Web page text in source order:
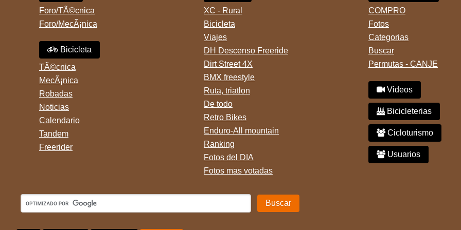
no paro de entrar a diferentes
portales t
mountain BRONCO del aÃ±o
1996 rodado 26', cuadro talle
Foro/TÃ©cnica
Foro/MecÃ¡nica
Bicicleta
TÃ©cnica
MecÃ¡nica
Robadas
Noticias
Calendario
Tandem
Freerider
XC - Rural
Bicicleta
Viajes
DH Descenso Freeride
Dirt Street 4X
BMX freestyle
Ruta, triatlon
De todo
Retro Bikes
Enduro-All mountain
Ranking
Fotos del DIA
Fotos mas votadas
COMPRO
Fotos
Categorias
Buscar
Permutas - CANJE
Videos
Bicicleterias
Cicloturismo
Usuarios
Buscar